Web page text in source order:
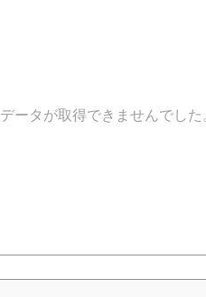
データが取得できませんでし